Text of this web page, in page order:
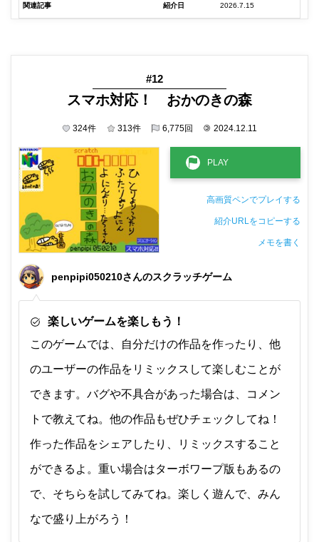
関連記事 紹介日 2026.7.15
#12
スマホ対応！ おかのきの森
324件 313件 6,775回 © 2024.12.11
高画質ペンでプレイする
紹介URLをコピーする
メモを書く
penpipi050210さんのスクラッチゲーム
楽しいゲームを楽しもう！
このゲームでは、自分だけの作品を作ったり、他
のユーザーの作品をリミックスして楽しむことが
できます。バグや不具合があった場合は、コメン
トで教えてね。他の作品もぜひチェックしてね！
作った作品をシェアしたり、リミックスすること
ができるよ。重い場合はターボワープ版もあるの
で、そちらを試してみてね。楽しく遊んで、みん
なで盛り上がろう！